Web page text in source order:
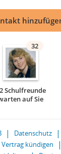
32
Schulfreunde
auf Sie
Datenschutz
Vertrag kündigen